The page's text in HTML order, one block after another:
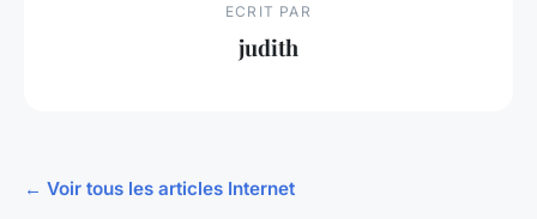
ECRIT PAR
judith
← Voir tous les articles Internet